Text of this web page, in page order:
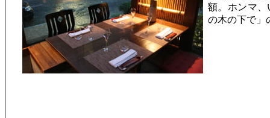
額。ホンマ
の木の下で」